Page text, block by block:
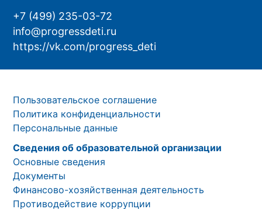
+7 (499) 235-03-72
info@progressdeti.ru
https://vk.com/progress_deti
Пользовательское соглашение
Политика конфиденциальности
Персональные данные
Сведения об образовательной организации
Основные сведения
Документы
Финансово-хозяйственная деятельность
Противодействие коррупции